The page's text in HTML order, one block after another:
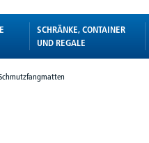
SCHRÄNKE, CONTAINER
UND REGALE